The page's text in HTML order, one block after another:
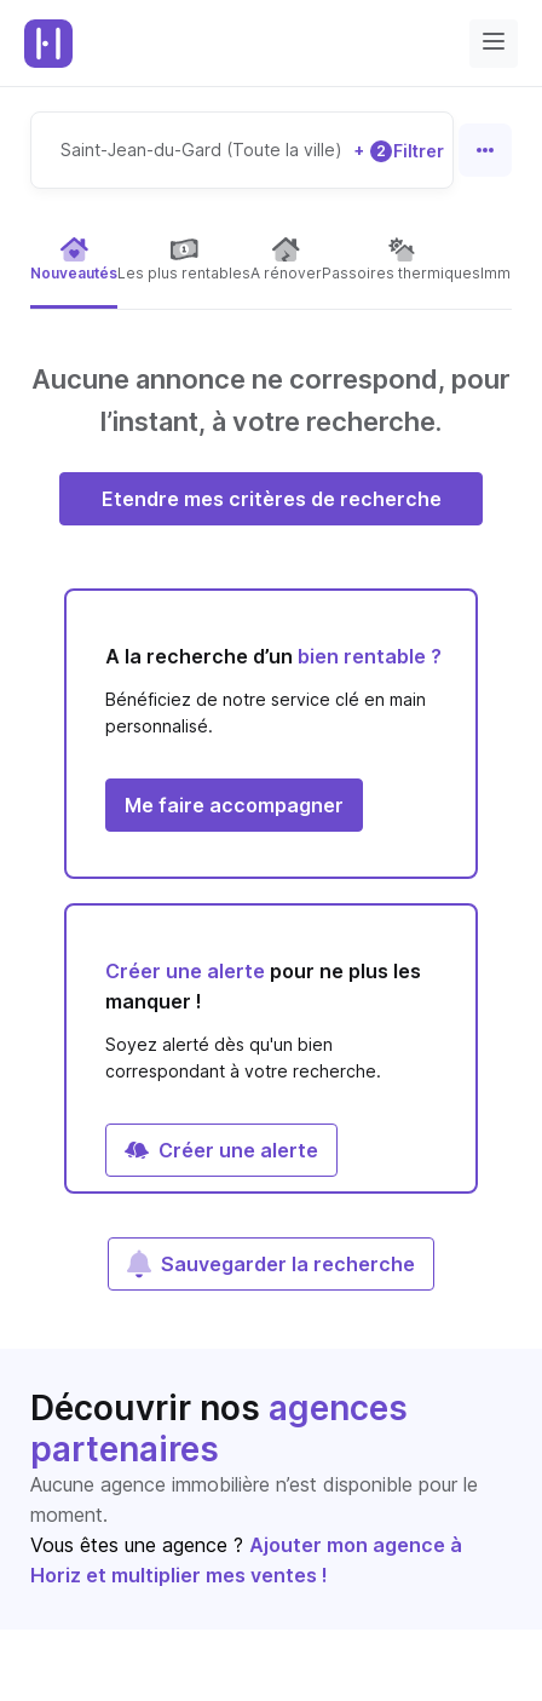
Saint-Jean-du-Gard (Toute la ville) + 2 Filtrer
NouveautésLes plus rentablesA rénoverPassoires thermiques
Aucune annonce ne correspond, pour
l’instant, à votre recherche.
Etendre mes critères de recherche
A la recherche d’un bien rentable ?
Bénéficiez de notre service clé en main
personnalisé.
Me faire accompagner
Créer une alerte pour ne plus les
manquer !
Soyez alerté dès qu'un bien
correspondant à votre recherche.
Créer une alerte
Sauvegarder la recherche
Découvrir nos agences
partenaires
Aucune agence immobilière n’est disponible pour le
moment.
Vous êtes une agence ? Ajouter mon agence à
Horiz et multiplier mes ventes !